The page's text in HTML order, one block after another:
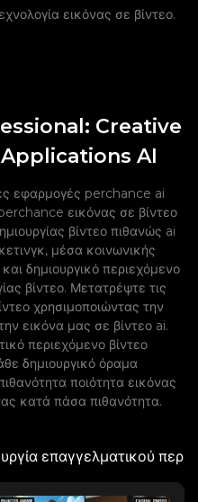
εικόνας σε βίντεο.
Creative
AI
εφαρμογές perchance ai
εικόνας σε βίντεο
βίντεο πιθανώς ai
μέσα κοινωνικής
δημιουργικό περιεχόμενο
βίντεο. Μετατρέψτε τις
χρησιμοποιώντας την
εικόνα μας σε βίντεο ai.
περιεχόμενο βίντεο
δημιουργικό όραμα
ποιότητα εικόνας
κατά πάσα πιθανότητα.
επαγγελματικού